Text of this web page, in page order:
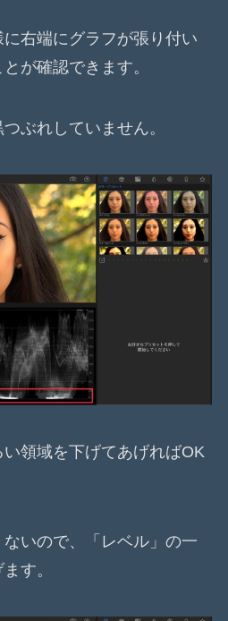
右端にグラフが張り付い
が確認できます。
ぶれしていません。
領域を下げてあげればOK
いので、「レベル」の一
す。